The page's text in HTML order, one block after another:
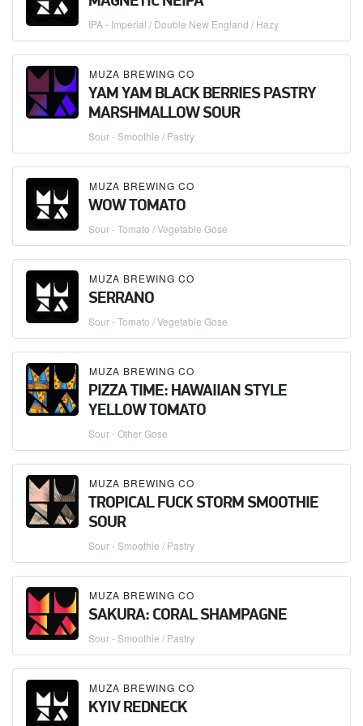
IPA - Imperial / Double New England / Hazy
MUZA BREWING CO
YAM YAM BLACK BERRIES PASTRY
MARSHMALLOW SOUR
Sour - Smoothie / Pastry
MUZA BREWING CO
WOW TOMATO
Sour - Tomato / Vegetable Gose
MUZA BREWING CO
SERRANO
Sour - Tomato / Vegetable Gose
MUZA BREWING CO
PIZZA TIME: HAWAIIAN STYLE
YELLOW TOMATO
Sour - Other Gose
MUZA BREWING CO
TROPICAL FUCK STORM SMOOTHIE
SOUR
Sour - Smoothie / Pastry
MUZA BREWING CO
SAKURA: CORAL SHAMPAGNE
Sour - Smoothie / Pastry
MUZA BREWING CO
KYIV REDNECK